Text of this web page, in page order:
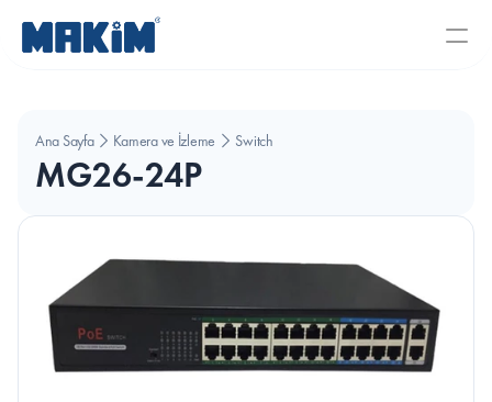
Ana Sayfa Kamera ve İzleme Sistemleri
Switch
MG26-24P